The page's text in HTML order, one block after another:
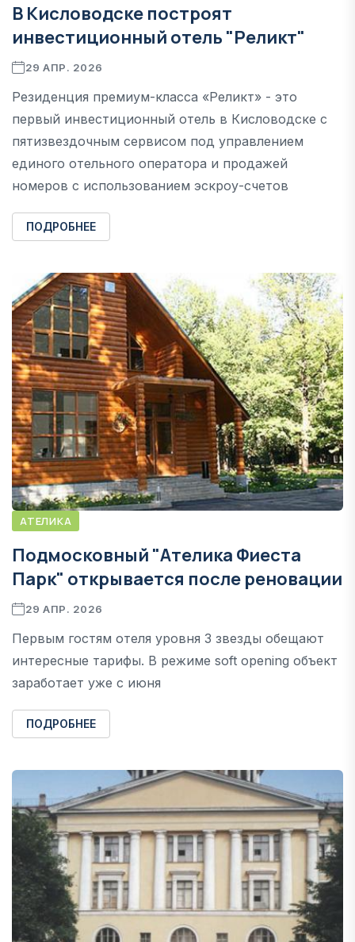
В Кисловодске построят
инвестиционный отель "Реликт"
29 АПР. 2026
Резиденция премиум-класса «Реликт» - это
первый инвестиционный отель в Кисловодске с
пятизвездочным сервисом под управлением
единого отельного оператора и продажей
номеров с использованием эскроу-счетов
ПОДРОБНЕЕ
АТЕЛИКА
Подмосковный "Ателика Фиеста
Парк" открывается после реновации
29 АПР. 2026
Первым гостям отеля уровня 3 звезды обещают
интересные тарифы. В режиме soft opening объект
заработает уже с июня
ПОДРОБНЕЕ